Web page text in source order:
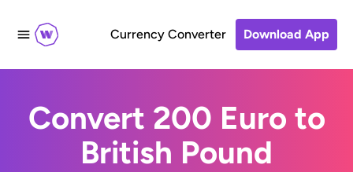
Currency Converter Download App
Convert 200 Euro to
British Pound